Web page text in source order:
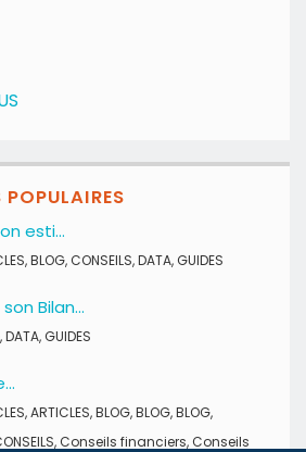
esti...
,BLOG,CONSEILS,DATA,GUIDES
Bilan...
,DATA,GUIDES
,ARTICLES,BLOG,BLOG,BLOG,
,Conseils financiers,Conseils